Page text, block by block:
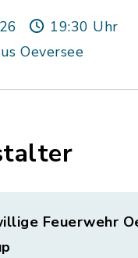
19:30 Uhr
Oeversee
Feuerwehr